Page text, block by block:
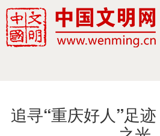
追寻“重庆好人”足